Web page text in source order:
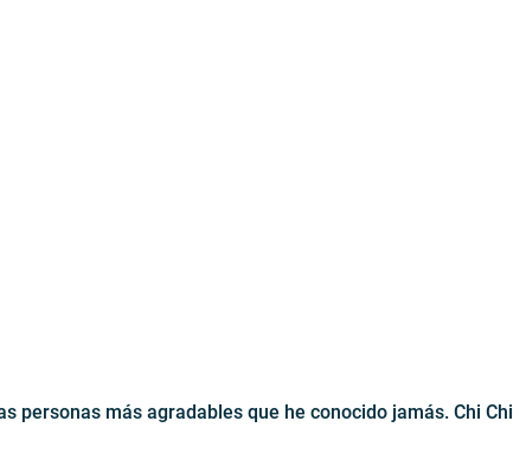
personas más agradables que he conocido jamás. Chi Chi